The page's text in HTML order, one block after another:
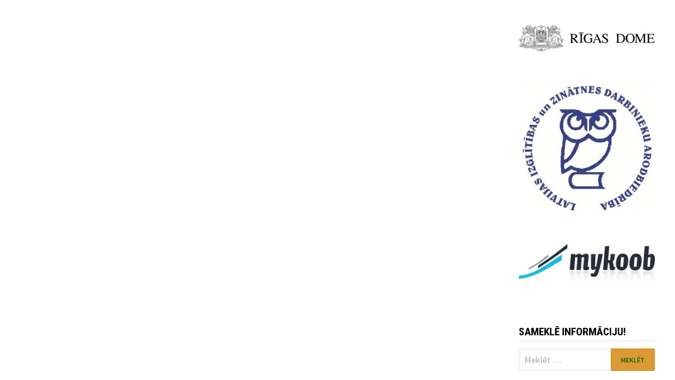
SAMEKLĒ INFORMĀCIJU!
Meklēt: